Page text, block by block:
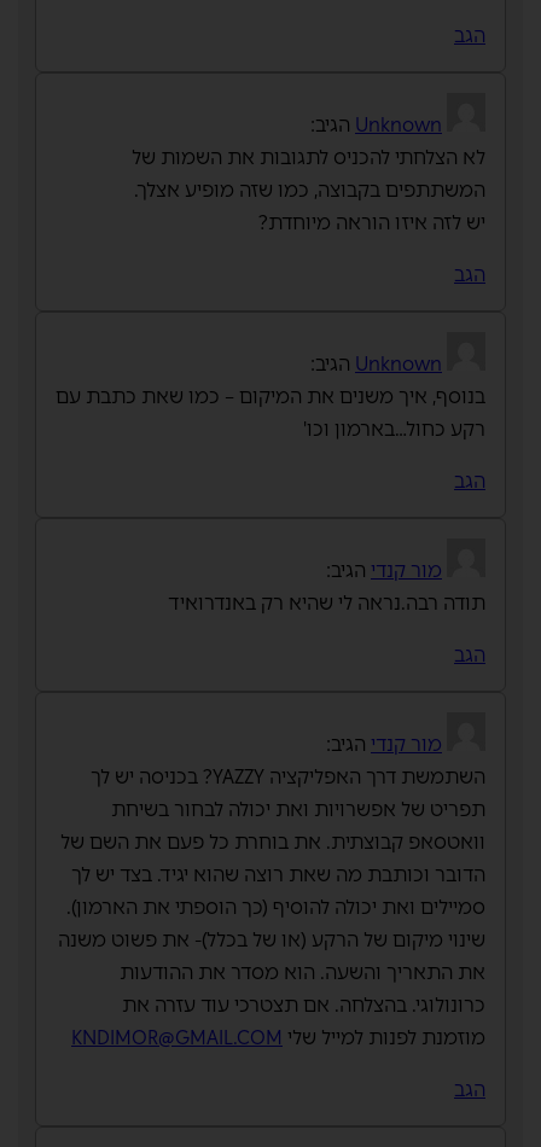
הגב
Unknown הגיב:
לא הצלחתי להכניס לתגובות את השמות של
המשתתפים בקבוצה, כמו שזה מופיע אצלך.
יש לזה איזו הוראה מיוחדת?
הגב
Unknown הגיב:
בנוסף, איך משנים את המיקום – כמו שאת כתבת עם
רקע כחול…בארמון וכו'
הגב
מור קנדי הגיב:
תודה רבה.נראה לי שהיא רק באנדרואיד
הגב
מור קנדי הגיב:
השתמשת דרך האפליקציה YAZZY? בכניסה יש לך
תפריט של אפשרויות ואת יכולה לבחור בשיחת
וואטסאפ קבוצתית. את בוחרת כל פעם את השם של
הדובר וכותבת מה שאת רוצה שהוא יגיד. בצד יש לך
סמיילים ואת יכולה להוסיף (כך הוספתי את הארמון).
שינוי מיקום של הרקע (או של בכלל)- את פשוט משנה
את התאריך והשעה. הוא מסדר את ההודעות
כרונולוגי. בהצלחה. אם תצטרכי עוד עזרה את
מוזמנת לפנות למייל שלי KNDIMOR@GMAIL.COM
הגב